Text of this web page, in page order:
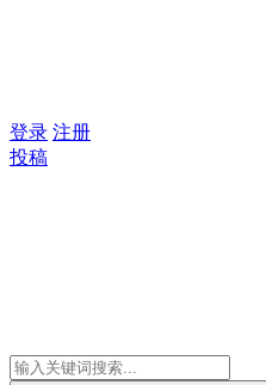
登录 注册
投稿